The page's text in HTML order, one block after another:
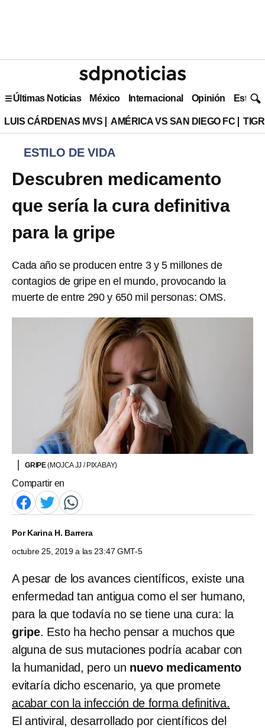
Últimas Noticias México Internacional Opinión Estilo
LUIS CÁRDENAS MVS AMÉRICA VS SAN DIEGO FC
ESTILO DE VIDA
Descubren medicamento
que sería la cura definitiva
para la gripe
Cada año se producen entre 3 y 5 millones de
contagios de gripe en el mundo, provocando la
muerte de entre 290 y 650 mil personas: OMS.
GRIPE(MOJCA JJ / PIXABAY)
Compartir en
PorKarina H. Barrera
octubre 25, 2019 a las 23:47 GMT-5
A pesar de los avances científicos, existe una
enfermedad tan antigua como el ser humano,
para la que todavía no se tiene una cura: la
gripe. Esto ha hecho pensar a muchos que
alguna de sus mutaciones podría acabar con
la humanidad, pero un nuevo medicamento
evitaría dicho escenario, ya que promete
acabar con la infección de forma definitiva.
El antiviral, desarrollado por científicos del